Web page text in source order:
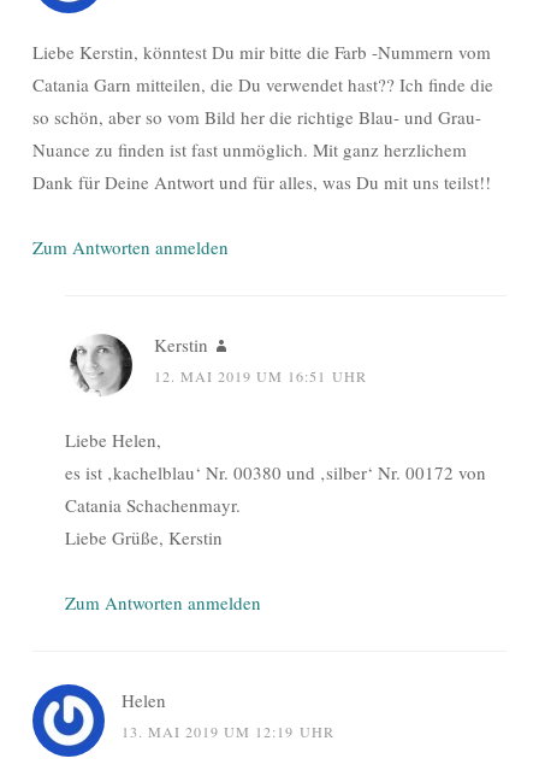
Liebe Kerstin, könntest Du mir bitte die Farb -Nummern vom
Catania Garn mitteilen, die Du verwendet hast?? Ich finde die
so schön, aber so vom Bild her die richtige Blau- und Grau-
Nuance zu finden ist fast unmöglich. Mit ganz herzlichem
Dank für Deine Antwort und für alles, was Du mit uns teilst!!
Zum Antworten anmelden
Kerstin
12. MAI 2019 UM 16:51 UHR
Liebe Helen,
es ist ‚kachelblau‘ Nr. 00380 und ‚silber‘ Nr. 00172 von
Catania Schachenmayr.
Liebe Grüße, Kerstin
Zum Antworten anmelden
Helen
13. MAI 2019 UM 12:19 UHR